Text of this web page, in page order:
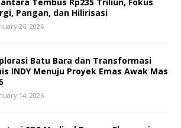
Pangan, dan Hilirisasi
26, 2026
Batu Bara dan Transformasi
INDY Menuju Proyek Emas Awak Mas
14, 2026